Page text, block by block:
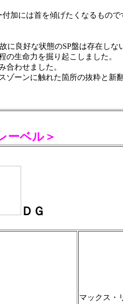
加には首を傾げたくなるもの
良好な状態のSP盤は存在し
生命力を掘り起こしました。
わせました。
ーンに触れた箇所の抜粋と新
ーベル＞
ＤＧ
マックス・